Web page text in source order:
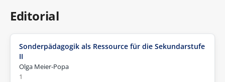
Editorial
Sonderpädagogik als Ressource für die Sekundarstufe
II
Olga Meier-Popa
1